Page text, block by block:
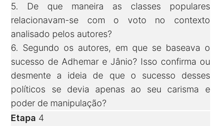
5. De que maneira as classes populares
relacionavam-se com o voto no contexto
analisado pelos autores?
6. Segundo os autores, em que se baseava o
sucesso de Adhemar e Jânio? Isso confirma ou
desmente a ideia de que o sucesso desses
políticos se devia apenas ao seu carisma e
poder de manipulação?
Etapa 4